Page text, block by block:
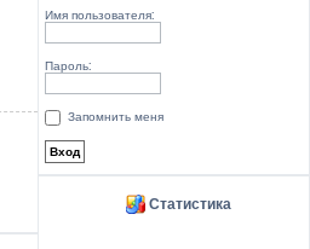
Имя пользователя:
Пароль:
Запомнить меня
Статистика